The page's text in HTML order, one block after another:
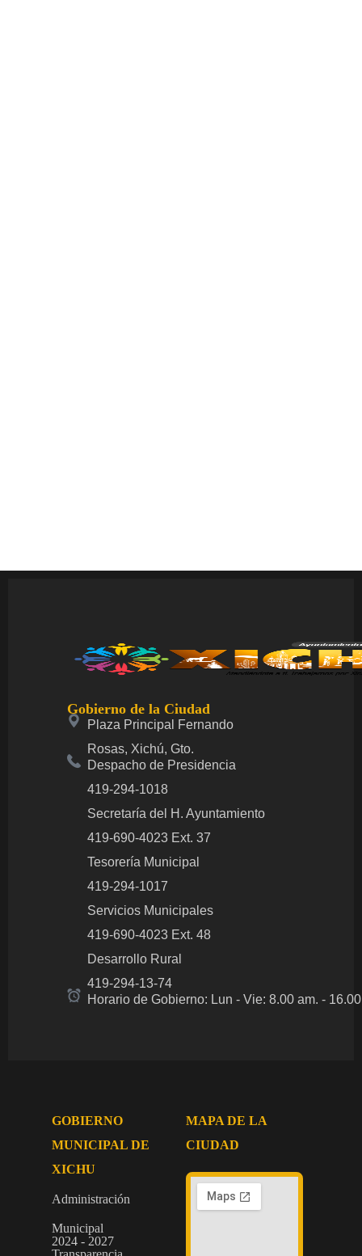
Gobierno de la Ciudad
Plaza Principal Fernando
Rosas, Xichú, Gto.
Despacho de Presidencia
419-294-1018
Secretaría del H. Ayuntamiento
419-690-4023 Ext. 37
Tesorería Municipal
419-294-1017
Servicios Municipales
419-690-4023 Ext. 48
Desarrollo Rural
419-294-13-74
Horario de Gobierno: Lun - Vie: 8.00 am. -
GOBIERNO
MUNICIPAL DE
XICHU
Administración
Municipal
2024 - 2027
MAPA DE LA
CIUDAD